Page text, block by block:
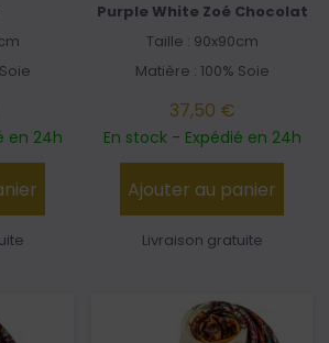
en 24h
Purple White Zoé Chocolat
Taille : 90x90cm
Matière : 100% Soie
37,50 €
En stock - Expédié en 24h
Ajouter au panier
Livraison gratuite